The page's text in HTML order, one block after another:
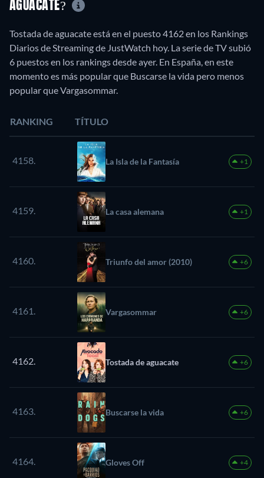
AGUACATE?
Tostada de aguacate está en el puesto 4162 en los Rankings
Diarios de Streaming de JustWatch hoy. La serie de TV subió
6 puestos en los rankings desde ayer. En España, en este
momento es más popular que Buscarse la vida pero menos
popular que Vargasommar.
RANKING TÍTULO
4158. La Isla de la Fantasía +1
4159. La casa alemana +1
4160. Triunfo del amor (2010) +6
4161. Vargasommar +6
4162. Tostada de aguacate +6
4163. Buscarse la vida +6
4164. Gloves Off +4